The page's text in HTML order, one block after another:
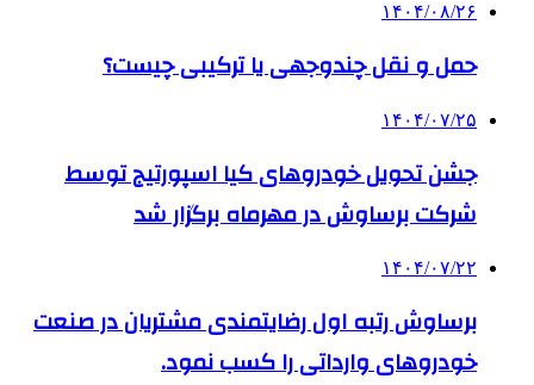
۱۴۰۴/۰۸/۲۶
حمل و نقل چندوجهی یا ترکیبی چیست؟
۱۴۰۴/۰۷/۲۵
جشن تحویل خودروهای کیا اسپورتیج توسط
شرکت برساوش در مهرماه برگزار شد
۱۴۰۴/۰۷/۲۲
برساوش رتبه اول رضایتمندی مشتریان در صنعت
خودروهای وارداتی را کسب نمود.